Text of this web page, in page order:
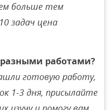
больше тем
задач цена
работами?
готовую работу,
1-3 дня, присылайте